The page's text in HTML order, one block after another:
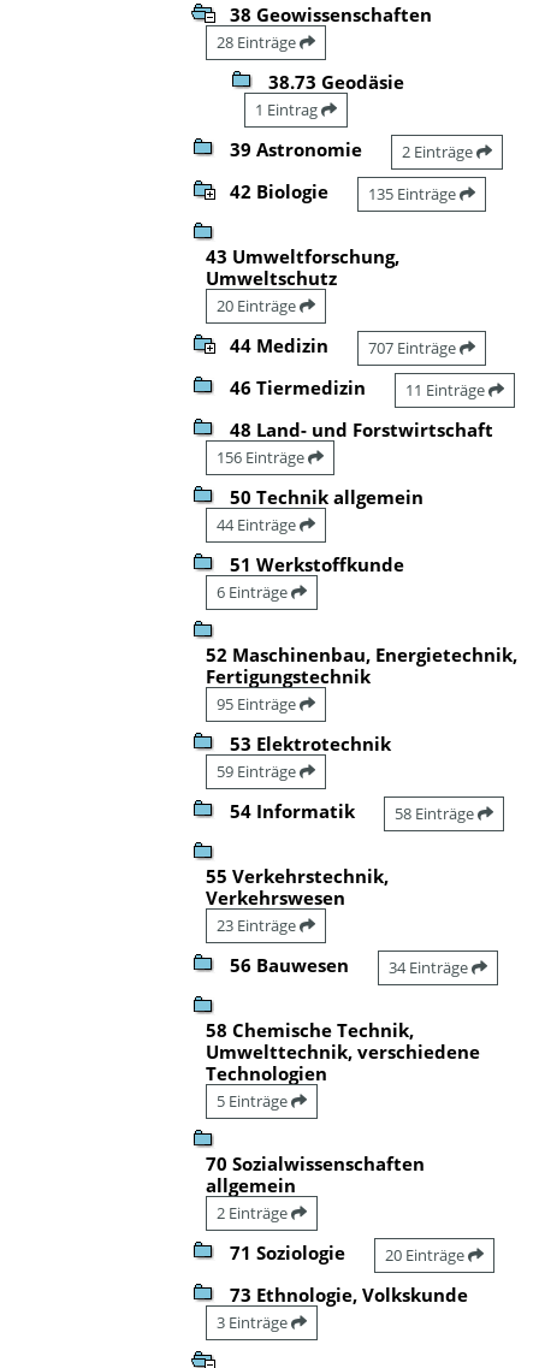
38 Geowissenschaften
28 Einträge
38.73 Geodäsie
1 Eintrag
39 Astronomie 2 Einträge
42 Biologie 135 Einträge
43 Umweltforschung,
Umweltschutz
20 Einträge
44 Medizin 707 Einträge
46 Tiermedizin 11 Einträge
48 Land- und Forstwirtschaft
156 Einträge
50 Technik allgemein
44 Einträge
51 Werkstoffkunde
6 Einträge
52 Maschinenbau, Energietechnik,
Fertigungstechnik
95 Einträge
53 Elektrotechnik
59 Einträge
54 Informatik 58 Einträge
55 Verkehrstechnik,
Verkehrswesen
23 Einträge
56 Bauwesen 34 Einträge
58 Chemische Technik,
Umwelttechnik, verschiedene
Technologien
5 Einträge
70 Sozialwissenschaften
allgemein
2 Einträge
71 Soziologie 20 Einträge
73 Ethnologie, Volkskunde
3 Einträge